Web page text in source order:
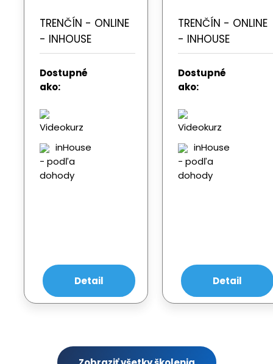
a
podnikateľa
TRENČÍN - ONLINE
- INHOUSE
Dostupné
ako:
Videokurz
inHouse
- podľa
dohody
Detail
Švarc
systém za
hranou
zákona
TRENČÍN - ONLINE
- INHOUSE
Dostupné
ako:
Videokurz
inHouse
- podľa
dohody
Detail